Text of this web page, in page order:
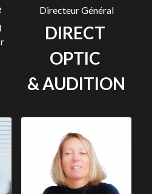
Directeur Général
DIRECT
OPTIC
& AUDITION